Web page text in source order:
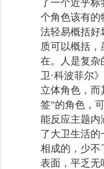
了一个近乎
个角色该有的
法轻易概括好
质可以概括
在。人是复杂
卫·科波菲尔
立体角色，而
签”的角色，
能反应主题内
了大卫生活
相成的，少不
表面，平乏无